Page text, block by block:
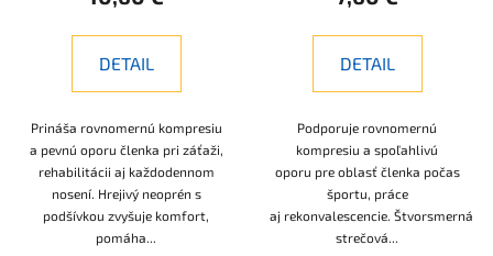
DETAIL
Prináša rovnomernú kompresiu
a pevnú oporu členka pri záťaži,
rehabilitácii aj každodennom
nosení. Hrejivý neoprén s
podšívkou zvyšuje komfort,
pomáha...
DETAIL
Podporuje rovnomernú
kompresiu a spoľahlivú
oporu pre oblasť členka počas
športu, práce
aj rekonvalescencie. Štvorsmerná
strečová...